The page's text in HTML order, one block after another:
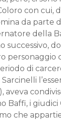
con cui,
da parte
della
successivo,
personaggio
di
aveva
Baffi, i giudici
che